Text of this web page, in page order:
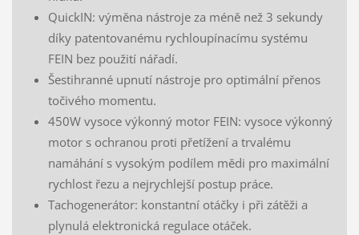
QuickIN: výměna nástroje za méně než 3 sekundy
díky patentovanému rychloupínacímu systému
FEIN bez použití nářadí.
Šestihranné upnutí nástroje pro optimální přenos
točivého momentu.
450W vysoce výkonný motor FEIN: vysoce výkonný
motor s ochranou proti přetížení a trvalému
namáhání s vysokým podílem mědi pro maximální
rychlost řezu a nejrychlejší postup práce.
Tachogenerátor: konstantní otáčky i při zátěži a
plynulá elektronická regulace otáček.